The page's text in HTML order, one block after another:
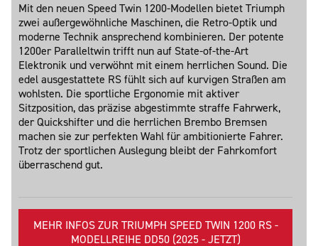
Mit den neuen Speed Twin 1200-Modellen bietet Triumph
zwei außergewöhnliche Maschinen, die Retro-Optik und
moderne Technik ansprechend kombinieren. Der potente
1200er Paralleltwin trifft nun auf State-of-the-Art
Elektronik und verwöhnt mit einem herrlichen Sound. Die
edel ausgestattete RS fühlt sich auf kurvigen Straßen am
wohlsten. Die sportliche Ergonomie mit aktiver
Sitzposition, das präzise abgestimmte straffe Fahrwerk,
der Quickshifter und die herrlichen Brembo Bremsen
machen sie zur perfekten Wahl für ambitionierte Fahrer.
Trotz der sportlichen Auslegung bleibt der Fahrkomfort
überraschend gut.
MEHR INFOS ZUR TRIUMPH SPEED TWIN 1200 RS -
MODELLREIHE DD50 (2025 - JETZT)